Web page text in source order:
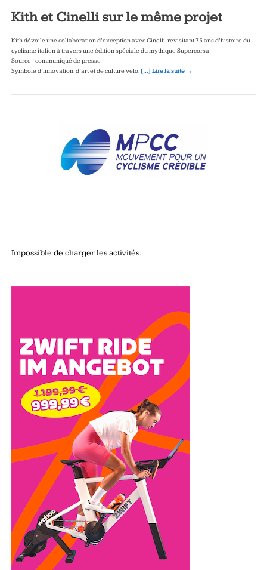
Kith et Cinelli sur le même projet
Kith dévoile une collaboration d’exception avec Cinelli, revisitant 75 ans d’histoire du
cyclisme italien à travers une édition spéciale du mythique Supercorsa.
Source : communiqué de presse
Symbole d’innovation, d’art et de culture vélo, […] Lire la suite →
Impossible de charger les activités.